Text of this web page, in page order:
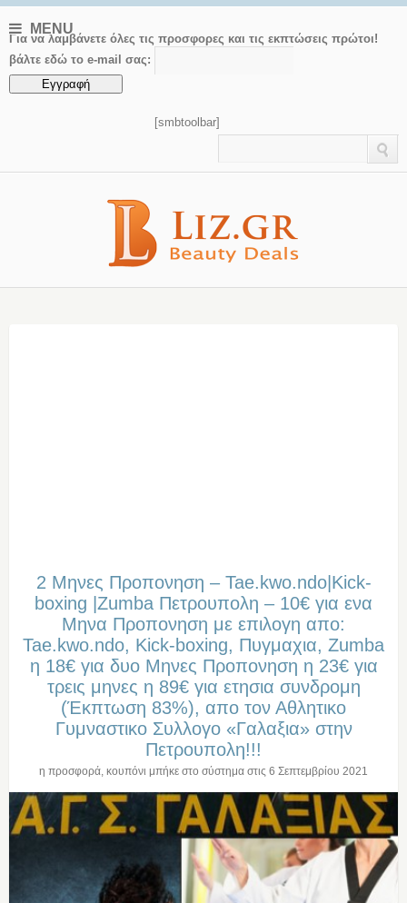
MENU
Για να λαμβάνετε όλες τις προσφορες και τις εκπτώσεις πρώτοι!
βάλτε εδώ το e-mail σας:
[smbtoolbar]
2 Μηνες Προπονηση – Tae.kwo.ndo|Kick-
boxing |Zumba Πετρουπολη – 10€ για ενα
Μηνα Προπονηση με επιλογη απο:
Tae.kwo.ndo, Kick-boxing, Πυγμαχια, Zumba
η 18€ για δυο Μηνες Προπονηση η 23€ για
τρεις μηνες η 89€ για ετησια συνδρομη
(Έκπτωση 83%), απο τον Αθλητικο
Γυμναστικο Συλλογο «Γαλαξια» στην
Πετρουπολη!!!
η προσφορά, κουπόνι μπήκε στο σύστημα στις 6 Σεπτεμβρίου 2021